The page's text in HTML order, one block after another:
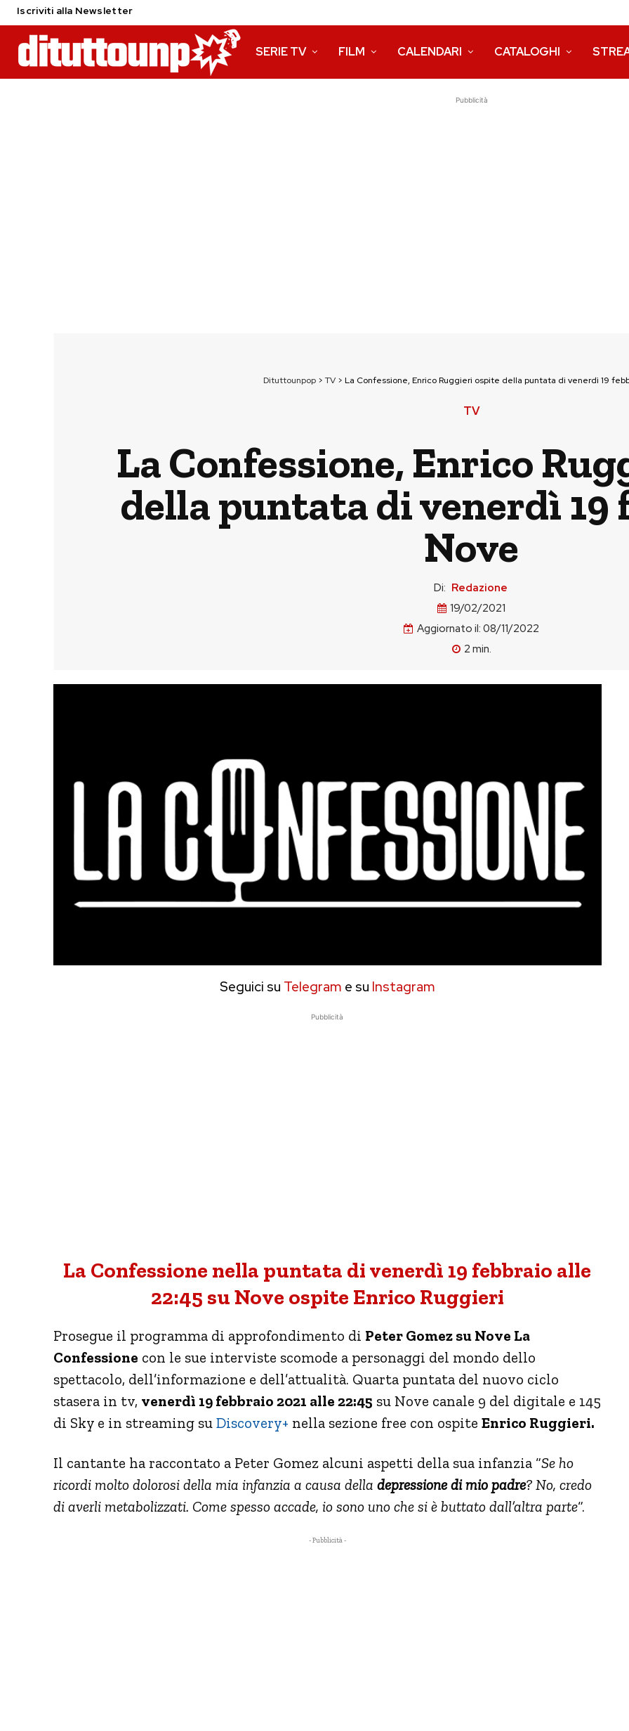
Iscriviti alla Newsletter
SERIE TV FILM CALENDARI CATALOGHI
Pubblicità
Dituttounpop > TV > La Confessione, Enrico Ruggieri ospite della puntata di venerdì 19
TV
La Confessione, Enrico
della puntata di venerdì 19
Nove
Di: Redazione
19/02/2021
Aggiornato il: 08/11/2022
2 min.
Seguici su Telegram e su Instagram
Pubblicità
La Confessione nella puntata di venerdì 19 febbraio alle
22:45 su Nove ospite Enrico Ruggieri
Prosegue il programma di approfondimento di Peter Gomez su Nove La
Confessione con le sue interviste scomode a personaggi del mondo dello
spettacolo, dell’informazione e dell’attualità. Quarta puntata del nuovo ciclo
stasera in tv, venerdì 19 febbraio 2021 alle 22:45 su Nove canale 9 del digitale e 145
di Sky e in streaming su Discovery+ nella sezione free con ospite Enrico Ruggieri.
Il cantante ha raccontato a Peter Gomez alcuni aspetti della sua infanzia “Se ho
ricordi molto dolorosi della mia infanzia a causa della depressione di mio padre? No, credo
di averli metabolizzati. Come spesso accade, io sono uno che si è buttato dall’altra parte“.
- Pubblicità -